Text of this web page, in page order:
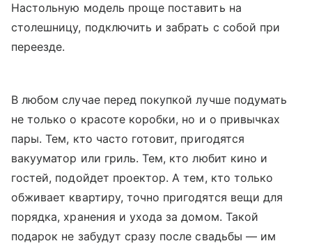
Настольную модель проще поставить на
столешницу, подключить и забрать с собой при
переезде.
В любом случае перед покупкой лучше подумать
не только о красоте коробки, но и о привычках
пары. Тем, кто часто готовит, пригодятся
вакууматор или гриль. Тем, кто любит кино и
гостей, подойдет проектор. А тем, кто только
обживает квартиру, точно пригодятся вещи для
порядка, хранения и ухода за домом. Такой
подарок не забудут сразу после свадьбы — им